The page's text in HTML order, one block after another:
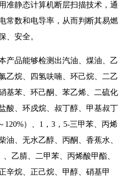
准静态计算机断层扫描技术，通
常数和电导率，从而判断其易燃
、安全。
产品能够检测出汽油、煤油、乙
乙烷、四氢呋喃、环己烷、二乙
基苯、环己酮、苯乙烯、二硫化
酸、环戍烷、叔丁醇、甲基叔丁
120%）、1，3，5-三甲苯、丙烯
油、无水乙醇、丙酮、香蕉水、
、乙腈、二甲苯、丙烯酸甲酯、
辛烷、正己烷、甲醇、硝基甲